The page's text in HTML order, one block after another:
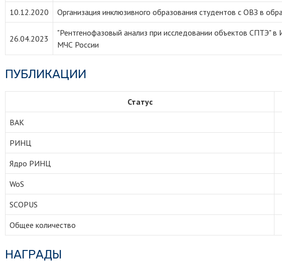
10.12.2020 Организация инклюзивного образования студентов с ОВЗ в
26.04.2023
"Рентгенофазовый анализ при исследовании объектов СПТЭ"
МЧС России
ПУБЛИКАЦИИ
Статус
ВАК
РИНЦ
Ядро РИНЦ
WoS
SCOPUS
Общее количество
НАГРАДЫ